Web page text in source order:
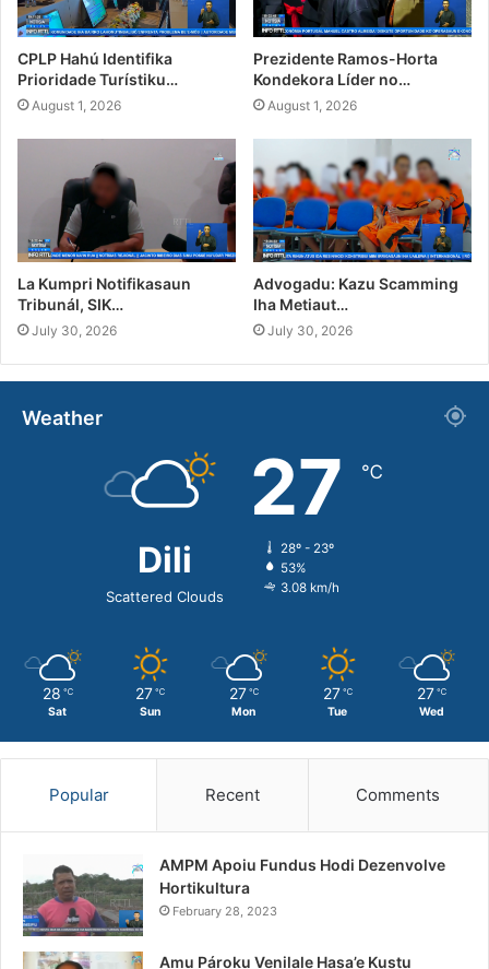
CPLP Hahú Identifika
Prioridade Turístiku…
August 1, 2026
Prezidente Ramos-Horta
Kondekora Líder no…
August 1, 2026
La Kumpri Notifikasaun
Tribunál, SIK…
July 30, 2026
Advogadu: Kazu Scamming
Iha Metiaut…
July 30, 2026
Weather
Dili
Scattered Clouds
27 ℃
28º - 23º
53%
3.08 km/h
28 ℃
Sat
27 ℃
Sun
27 ℃
Mon
27 ℃
Tue
27 ℃
Wed
Popular Recent Comments
AMPM Apoiu Fundus Hodi Dezenvolve
Hortikultura
February 28, 2023
Amu Pároku Venilale Hasa’e Kustu